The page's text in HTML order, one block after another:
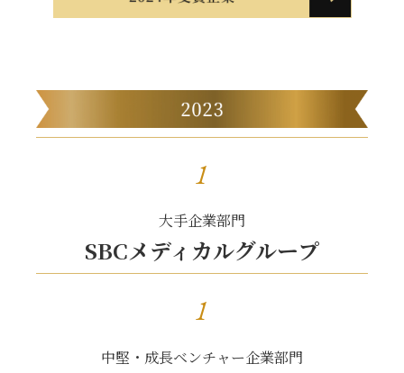
1
大手企業部門
SBCメディカルグループ
1
中堅・成長ベンチャー企業部門